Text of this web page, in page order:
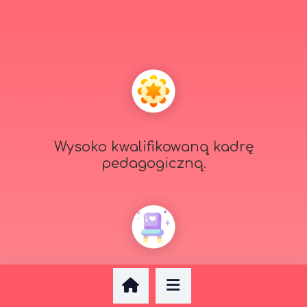
Wysoko kwalifikowaną kadrę
pedagogiczną.
Funkcjonalne